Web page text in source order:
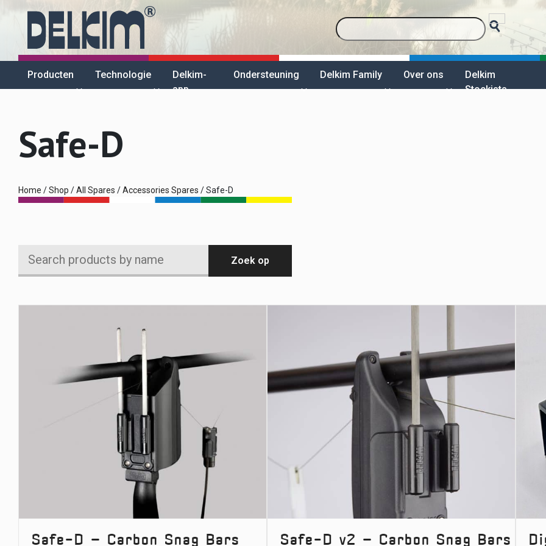
Producten Technologie
Delkim-
app
Ondersteuning Delkim Family Over ons
Delkim
Stockists
Safe-D
Home /Shop /All Spares /Accessories Spares / Safe-D
Search
products
Zoek op
Safe-D – Carbon Snag Bars
Safe-D v2 – Carbon Snag Bars